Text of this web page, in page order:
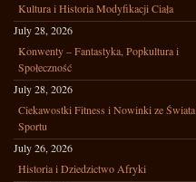
Kultura i Historia Modyfikacji Ciała
July 28, 2026
Konwenty – Fantastyka, Popkultura i
Społeczność
July 28, 2026
Ciekawostki Fitness i Nowinki ze Świata
Sportu
July 26, 2026
Historia i Dziedzictwo Afryki